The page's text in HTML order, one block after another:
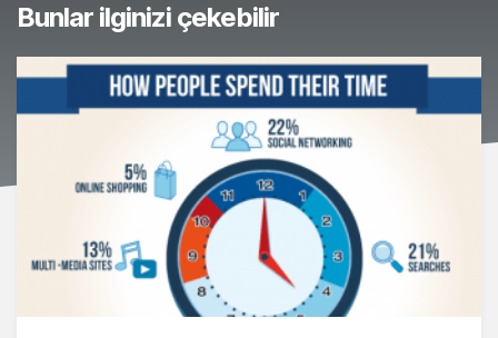
Bunlar ilginizi çekebilir